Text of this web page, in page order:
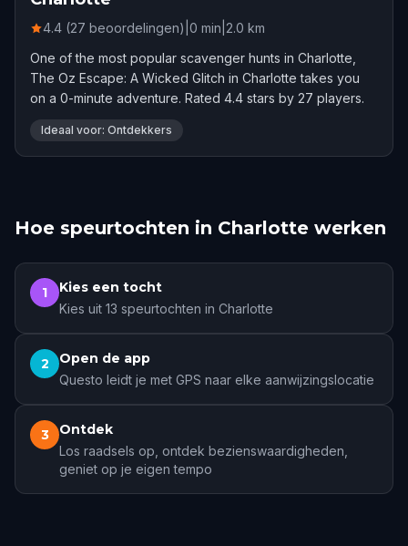
4.4 (27 beoordelingen) 0 min 2.0 km
One of the most popular scavenger hunts in Charlotte,
The Oz Escape: A Wicked Glitch in Charlotte takes you
on a 0-minute adventure. Rated 4.4 stars by 27 players.
Ideaal voor: Ontdekkers
Hoe speurtochten in Charlotte werken
1 Kies een tocht
Kies uit 13 speurtochten in Charlotte
2 Open de app
Questo leidt je met GPS naar elke aanwijzingslocatie
3 Ontdek
Los raadsels op, ontdek bezienswaardigheden,
geniet op je eigen tempo